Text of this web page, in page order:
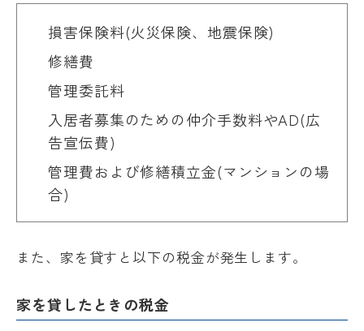
損害保険料(火災保険、地震保険)
修繕費
管理委託料
入居者募集のための仲介手数料やAD(広
告宣伝費)
管理費および修繕積立金(マンションの場
合)
また、家を貸すと以下の税金が発生します。
家を貸したときの税金